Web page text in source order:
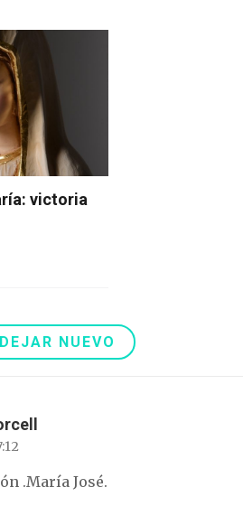
victoria
DEJAR NUEVO
.María José.